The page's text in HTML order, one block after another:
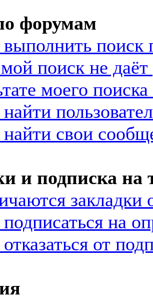
форумам
поиск не даёт
моего
свои
и подписка на
закладки
на
от